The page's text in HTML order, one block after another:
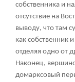
собственника и
отсутствие на
выводу, что там
как собственник
отделяя одно от
Наконец,
домарксовый